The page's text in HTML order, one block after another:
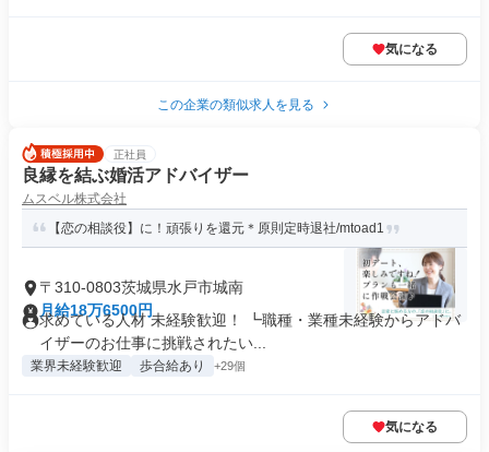
気になる
この企業の類似求人を見る
正社員
良縁を結ぶ婚活アドバイザー
ムスベル株式会社
【恋の相談役】に！頑張りを還元＊原則定時退社/mtoad1
〒310-0803茨城県水戸市城南
月給18万6500円
求めている人材 未経験歓迎！ ┗職種・業種未経験からアドバ
イザーのお仕事に挑戦されたい...
業界未経験歓迎 歩合給あり +29個
気になる